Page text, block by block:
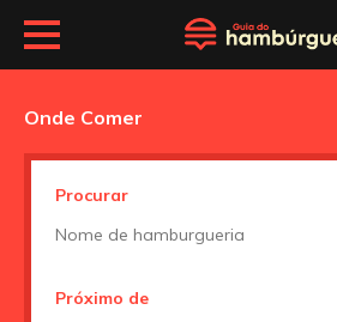
Onde Comer
Procurar
Próximo de